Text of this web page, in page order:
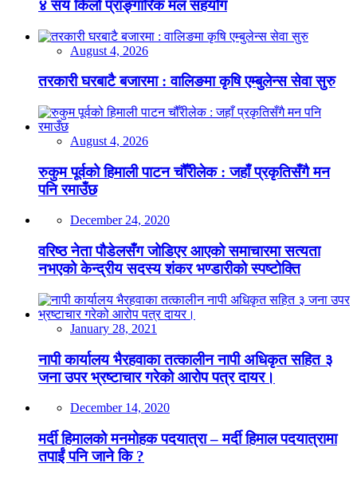
४ सय किलो प्राङ्गारिक मल सहयोग
August 4, 2026
तरकारी घरबाटै बजारमा : वालिङमा कृषि एम्बुलेन्स सेवा सुरु
August 4, 2026
रुकुम पूर्वको हिमाली पाटन चौँरीलेक : जहाँ प्रकृतिसँगै मन
पनि रमाउँछ
December 24, 2020
वरिष्ठ नेता पौडेलसँग जोडिएर आएको समाचारमा सत्यता
नभएको केन्द्रीय सदस्य शंकर भण्डारीको स्पष्टोक्ति
January 28, 2021
नापी कार्यालय भैरहवाका तत्कालीन नापी अधिकृत सहित ३
जना उपर भ्रष्टाचार गरेको आरोप पत्र दायर।
December 14, 2020
मर्दी हिमालको मनमोहक पदयात्रा – मर्दी हिमाल पदयात्रामा
तपाईं पनि जाने कि ?